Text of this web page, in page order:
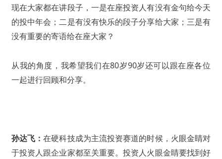
现在大家都在讲段子，一是在座投资人有没有金句给今天
的投中年会；二是有没有快乐的段子分享给大家；三是有
没有重要的寄语给在座大家？
从我的角度，我希望我们在80岁90岁还可以跟在座各位
一起进行回顾和分享。
孙达飞：在硬科技成为主流投资赛道的时候，火眼金睛对
于投资人跟企业家都至关重要。投资人火眼金睛要找到好